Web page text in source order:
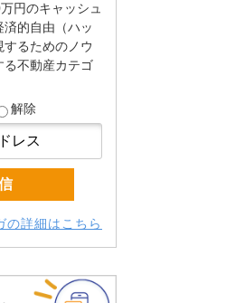
円のキャッシュ
的自由（ハッ
するためのノウ
る不動産カテゴ
解除
の詳細はこちら